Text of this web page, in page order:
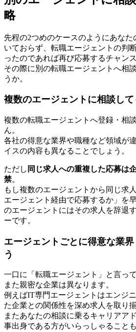
略
先程の2つめのケースのようにあな
いておらず、転職エージェントの判
ったのであれば再び応募するチャン
その際に別の転職エージェントへ相
うか。
複数のエージェントに相談し
複数の転職エージェントへ登録・相
ん。
各社の得意な業界や職種など領域が
イスの内容も異なることでしょう。
ただし 同じ求人への重複した応募は
禁。
もし複数のエージェントから同じ求
エージェント経由で応募するか」を
のエージェントにはその求人を辞退
ーです。
エージェントごとに得意な業
う
一口に「転職エージェント」と言っ
また親密な企業は異なります。
例えばIT専門エージェントはエンジ
た企業との関係性を深め求人を取り
またあなたの相談に乗るキャリアア
事出身である方がいらっしゃることも